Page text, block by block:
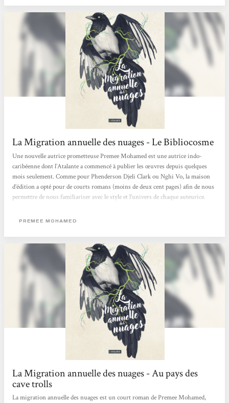
La Migration annuelle des nuages - Le Bibliocosme
Une nouvelle autrice prometteuse Premee Mohamed est une autrice indo-
caribéenne dont l’Atalante a commencé à publier les œuvres depuis quelques
mois seulement. Comme pour Phenderson Djeli Clark ou Nghi Vo, la maison
d’édition a opté pour de courts romans (moins de deux cent pages) afin de nous
permettre de nous familiariser avec le style et l’univers de chaque auteurice.
envoûtante du conte Hansel et Gretel, je me suis donc penchée sur le reste de sa
PREMEE MOHAMED
La Migration annuelle des nuages - Au pays des
cave trolls
La migration annuelle des nuages est un court roman de Premee Mohamed,